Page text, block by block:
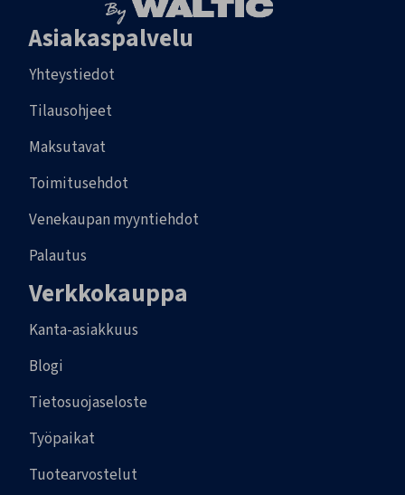
Asiakaspalvelu
Yhteystiedot
Tilausohjeet
Maksutavat
Toimitusehdot
Venekaupan myyntiehdot
Palautus
Verkkokauppa
Kanta-asiakkuus
Blogi
Tietosuojaseloste
Työpaikat
Tuotearvostelut